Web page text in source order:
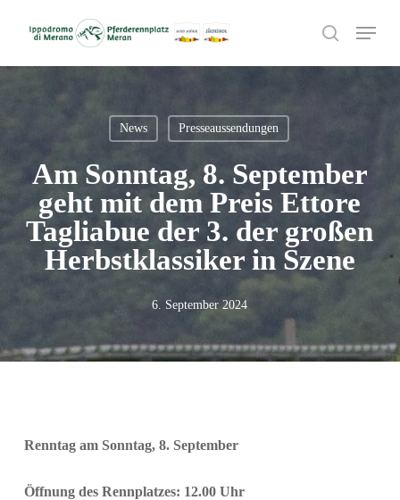
search
Menu
News Presseaussendungen
Am Sonntag, 8. September
geht mit dem Preis Ettore
Tagliabue der 3. der großen
Herbstklassiker in Szene
6. September 2024
Renntag am Sonntag, 8. September
Öffnung des Rennplatzes: 12.00 Uhr